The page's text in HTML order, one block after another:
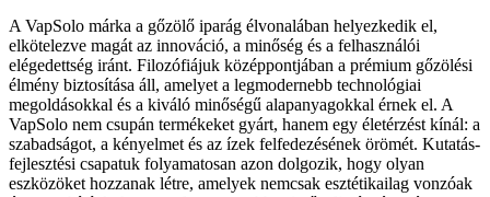
A VapSolo márka a gőzölő iparág élvonalában helyezkedik el,
elkötelezve magát az innováció, a minőség és a felhasználói
elégedettség iránt. Filozófiájuk középpontjában a prémium gőzölési
élmény biztosítása áll, amelyet a legmodernebb technológiai
megoldásokkal és a kiváló minőségű alapanyagokkal érnek el. A
VapSolo nem csupán termékeket gyárt, hanem egy életérzést kínál: a
szabadságot, a kényelmet és az ízek felfedezésének örömét. Kutatás-
fejlesztési csapatuk folyamatosan azon dolgozik, hogy olyan
eszközöket hozzanak létre, amelyek nemcsak esztétikailag vonzóak